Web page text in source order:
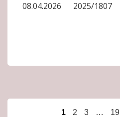
08.04.2026 2025/1807
1 2 3 … 19